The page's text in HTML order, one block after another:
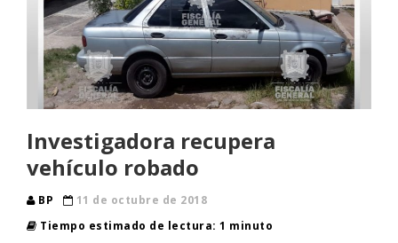
Investigadora recupera
vehículo robado
BP
11 de octubre de 2018
Tiempo estimado de lectura: 1 minuto